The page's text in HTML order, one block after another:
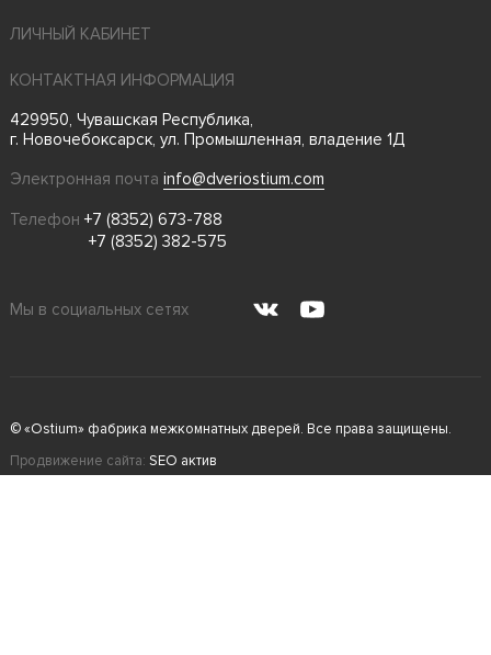
ЛИЧНЫЙ КАБИНЕТ
КОНТАКТНАЯ ИНФОРМАЦИЯ
429950, Чувашская Республика,
г. Новочебоксарск, ул. Промышленная, владение 1Д
Электронная почта info@dveriostium.com
Телефон +7 (8352) 673-788
+7 (8352) 382-575
Мы в социальных сетях
© «Ostium» фабрика межкомнатных дверей. Все права защищены.
Продвижение сайта: SEO актив